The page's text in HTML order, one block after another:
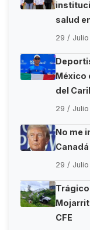
salud
29 /
México
del
29 /
No me
29 /
CFE